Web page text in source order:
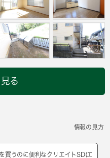
る
情報の見方
買うのに便利なクリエイトSD(エ